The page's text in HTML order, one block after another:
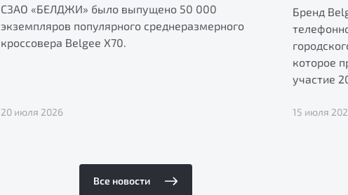
СЗАО «БЕЛДЖИ» было выпущено 50 000
экземпляров популярного среднеразмерного
кроссовера Belgee X70.
20 июля 2026
Бренд
которое
участие
15 июля
Все новости